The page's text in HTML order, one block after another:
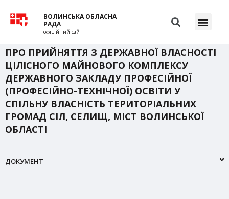
ВОЛИНСЬКА ОБЛАСНА
РАДА
офіційний сайт
ПРО ПРИЙНЯТТЯ З ДЕРЖАВНОЇ ВЛАСНОСТІ
ЦІЛІСНОГО МАЙНОВОГО КОМПЛЕКСУ
ДЕРЖАВНОГО ЗАКЛАДУ ПРОФЕСІЙНОЇ
(ПРОФЕСІЙНО-ТЕХНІЧНОЇ) ОСВІТИ У
СПІЛЬНУ ВЛАСНІСТЬ ТЕРИТОРІАЛЬНИХ
ГРОМАД СІЛ, СЕЛИЩ, МІСТ ВОЛИНСЬКОЇ
ОБЛАСТІ
ДОКУМЕНТ